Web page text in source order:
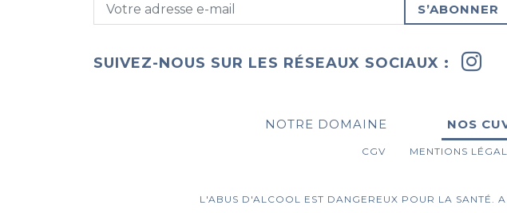
S’ABONNER
SUIVEZ-NOUS SUR LES RÉSEAUX SOCIAUX :
NOTRE DOMAINE NOS
CGV MENTIONS
L'ABUS D'ALCOOL EST DANGEREUX POUR LA SANTÉ.